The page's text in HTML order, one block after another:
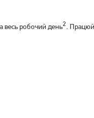
весь робочий день2.